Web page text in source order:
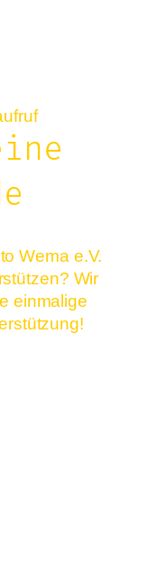
Wema e.V.
Wir
einmalige